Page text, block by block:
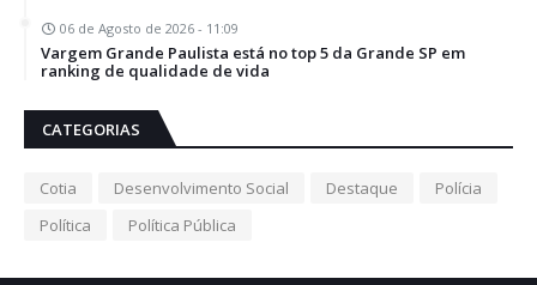
06 de Agosto de 2026 - 11:09
Vargem Grande Paulista está no top 5 da Grande SP em
ranking de qualidade de vida
CATEGORIAS
Cotia Desenvolvimento Social Destaque
Polícia
Política
Política Pública